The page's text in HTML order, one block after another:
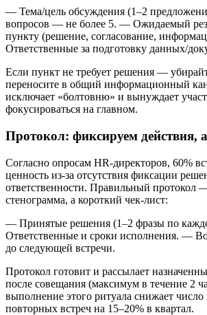
— Тема/цель обсуждения (1–2
вопросов — не более 5. — Ожидаемый
пункту (решение, согласование,
Ответственные за подготовку данных/
Если пункт не требует решения —
переносите в общий информационный
исключает «болтовню» и вынуждает
фокусироваться на главном.
Протокол: фиксируем действия,
Согласно опросам HR-директоров, 60%
ценность из-за отсутствия фиксации
ответственности. Правильный протокол
стенограмма, а короткий чек-лист:
— Принятые решения (1–2 фразы по
Ответственные и сроки исполнения. —
до следующей встречи.
Протокол готовит и рассылает
после совещания (максимум в течение 2
выполнение этого ритуала снижает
повторных встреч на 15–20% в квартал.